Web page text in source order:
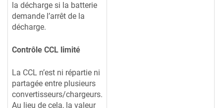
la décharge si la batterie
demande l’arrêt de la
décharge.
Contrôle CCL limité
La CCL n’est ni répartie ni
partagée entre plusieurs
convertisseurs/chargeurs.
Au lieu de cela, la valeur